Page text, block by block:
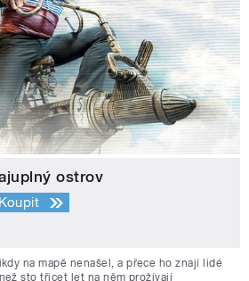
ostrov
Koupit
na mapě nenašel, a přece ho znají lidé
sto třicet let na něm prožívají